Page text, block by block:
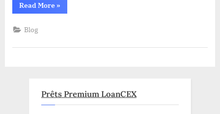
Read More“IA
dévoile
mémoire
»
Blog
Prêts Premium LoanCEX